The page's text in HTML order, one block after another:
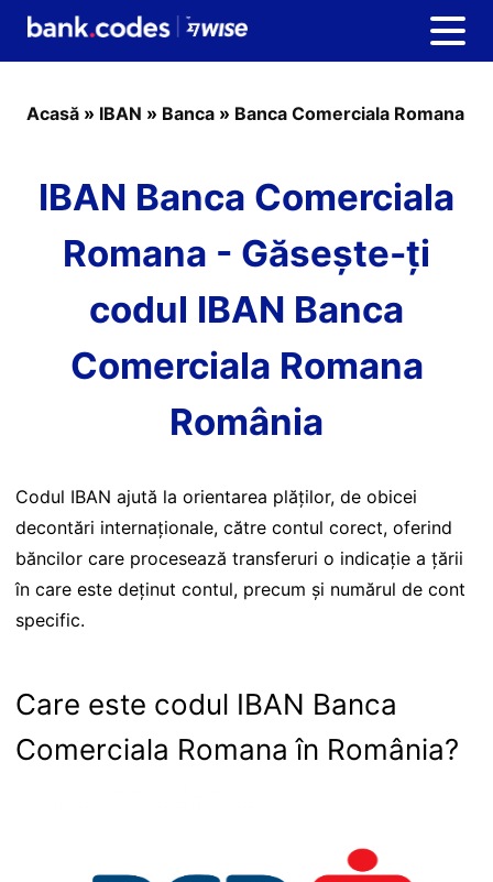
Acasă » IBAN » Banca » Banca Comerciala Romana
IBAN Banca Comerciala
Romana - Găsește-ți
codul IBAN Banca
Comerciala Romana
România
Codul IBAN ajută la orientarea plăților, de obicei
decontări internaționale, către contul corect, oferind
băncilor care procesează transferuri o indicație a țării
în care este deținut contul, precum și numărul de cont
specific.
Care este codul IBAN Banca
Comerciala Romana în România?